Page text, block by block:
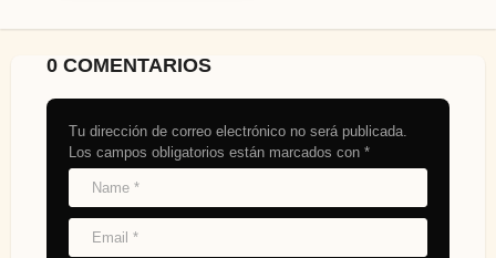
0 COMENTARIOS
Tu dirección de correo electrónico no será publicada.
Los campos obligatorios están marcados con *